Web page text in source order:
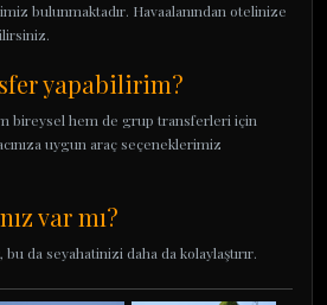
bulunmaktadır. Havaalanından otelinize
yapabilirim?
bireysel hem de grup transferleri için
uygun araç seçeneklerimiz
var mı?
bu da seyahatinizi daha da kolaylaştırır.